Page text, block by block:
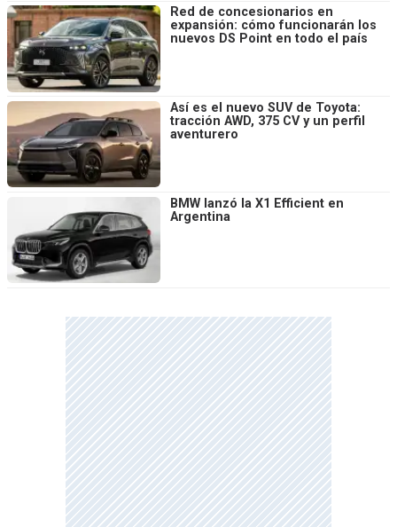
Red de concesionarios en
expansión: cómo funcionarán los
nuevos DS Point en todo el país
Así es el nuevo SUV de Toyota:
tracción AWD, 375 CV y un perfil
aventurero
BMW lanzó la X1 Efficient en
Argentina